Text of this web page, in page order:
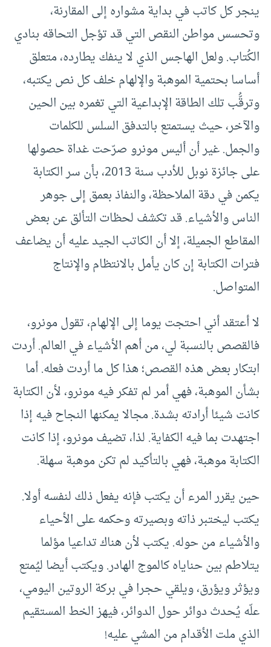
ينجر كل كاتب في بداية مشواره إلى المقارنة،
وتحسس مواطن النقص التي قد تؤجل التحاقه بنادي
الكُتاب. ولعل الهاجس الذي لا ينفك يطارده، متعلق
أساسا بحتمية الموهبة والإلهام خلف كل نص يكتبه،
وترقُّب تلك الطاقة الإبداعية التي تغمره بين الحين
والآخر، حيث يستمتع بالتدفق السلس للكلمات
والجمل. غير أن أليس مونرو صرّحت غداة حصولها
على جائزة نوبل للأدب سنة 2013، بأن سر الكتابة
يكمن في دقة الملاحظة، والنفاذ بعمق إلى جوهر
الناس والأشياء. قد تكشف لحظات التألق عن بعض
المقاطع الجميلة، إلا أن الكاتب الجيد عليه أن يضاعف
فترات الكتابة إن كان يأمل بالانتظام والإنتاج
المتواصل.
لا أعتقد أني احتجت يوما إلى الإلهام، تقول مونرو،
فالقصص بالنسبة لي، من أهم الأشياء في العالم. أردت
ابتكار بعض هذه القصص؛ هذا كل ما أردت فعله. أما
بشأن الموهبة، فهي أمر لم تفكر فيه مونرو، لأن الكتابة
كانت شيئا أرادته بشدة. مجالا يمكنها النجاح فيه إذا
اجتهدت بما فيه الكفاية. لذا، تضيف مونرو، إذا كانت
الكتابة موهبة، فهي بالتأكيد لم تكن موهبة سهلة.
حين يقرر المرء أن يكتب فإنه يفعل ذلك لنفسه أولا.
يكتب ليختبر ذاته وبصيرته وحكمه على الأحياء
والأشياء من حوله. يكتب لأن هناك تداعيا مؤلما
يتلاطم بين حناياه كالموج الهادر. ويكتب أيضا ليُمتع
ويؤثر ويؤرق، ويلقي حجرا في بركة الروتين اليومي،
علّه يُحدث دوائر حول الدوائر، فيهز الخط المستقيم
الذي ملت الأقدام من المشي عليه!